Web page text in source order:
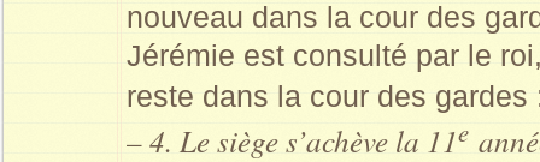
nouveau dans la cour des
Jérémie est consulté par le
reste dans la cour des
– 4. Le siège s’achève la 11e